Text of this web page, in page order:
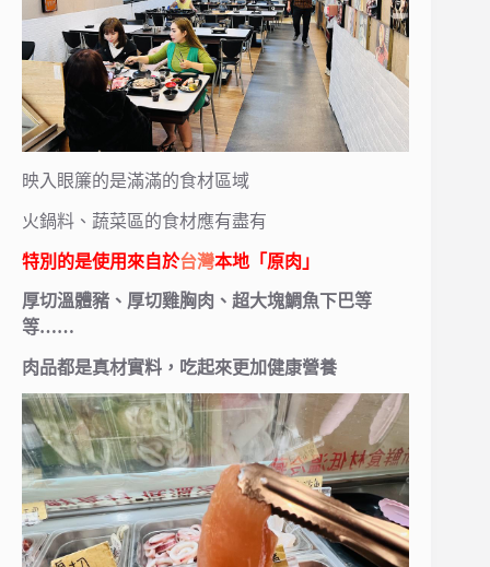
映入眼簾的是滿滿的食材區域
火鍋料、蔬菜區的食材應有盡有
特別的是使用來自於台灣本地「原肉」
厚切溫體豬、厚切雞胸肉、超大塊鯛魚下巴等
等……
肉品都是真材實料，吃起來更加健康營養